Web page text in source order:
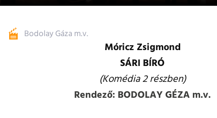
Bodolay Gáza m.v.
Móricz Zsigmond
SÁRI BÍRÓ
(Komédia 2 részben)
Rendező: BODOLAY GÉZA m.v.